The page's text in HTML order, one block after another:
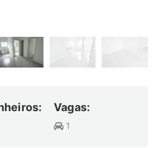
Vagas:
1